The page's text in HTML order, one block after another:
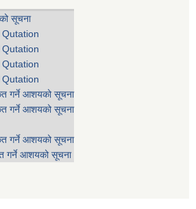
सूचना
गर्ने आशयको सूचना
गर्ने आशयको सूचना
गर्ने आशयको सूचना
गर्ने आशयको सूचना